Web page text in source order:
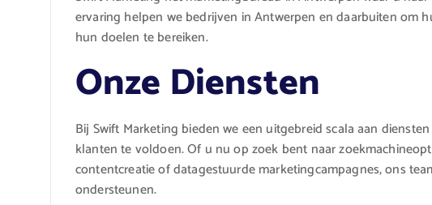
ervaring helpen we bedrijven in Antwerpen en daarbuiten om
hun doelen te bereiken.
Onze Diensten
Bij Swift Marketing bieden we een uitgebreid scala aan
klanten te voldoen. Of u nu op zoek bent naar
contentcreatie of datagestuurde marketingcampagnes, ons
ondersteunen.